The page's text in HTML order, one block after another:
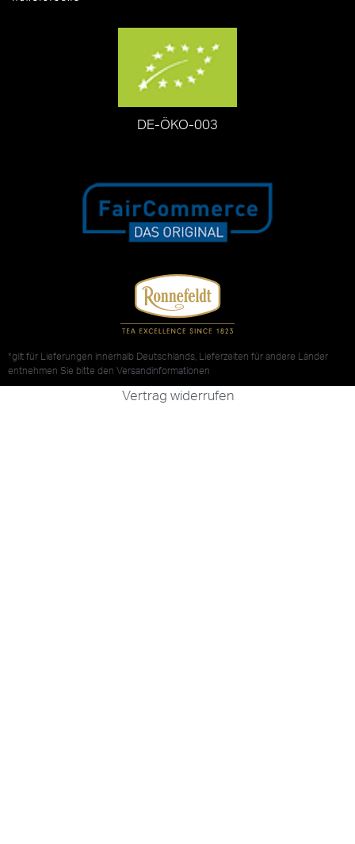
DE-ÖKO-003
*gilt für Lieferungen innerhalb Deutschlands, Lieferzeiten für andere Länder
entnehmen Sie bitte den Versandinformationen
Vertrag widerrufen